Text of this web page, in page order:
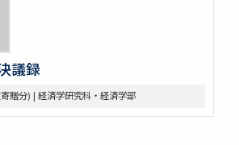
議録
贈分) | 経済学研究科・経済学部